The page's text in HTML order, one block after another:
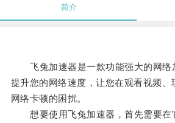
简介
飞兔加速器是一款功能强大的网络
提升您的网络速度，让您在观看视频、
网络卡顿的困扰。
想要使用飞兔加速器，首先需要在